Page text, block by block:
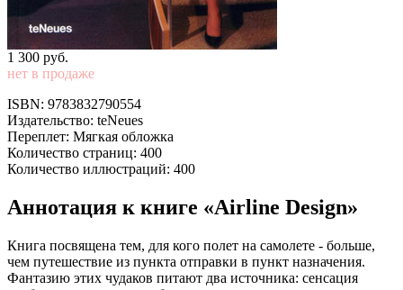
1 300 pуб.
нет в продаже
ISBN: 9783832790554
Издательство: teNeues
Переплет: Мягкая обложка
Количество страниц: 400
Количество иллюстраций: 400
Аннотация к книге «Airline Design»
Книга посвящена тем, для кого полет на самолете - больше,
чем путешествие из пункта отправки в пункт назначения.
Фантазию этих чудаков питают два источника: сенсация